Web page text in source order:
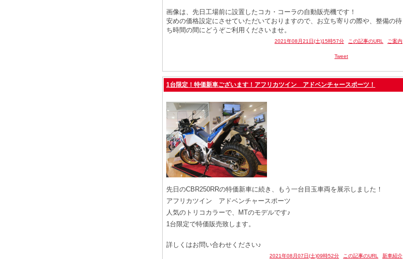
画像は、先日工場前に設置したコカ・コーラの自動販売機です！
安めの価格設定にさせていただいておりますので、お立ち寄りの際や、整備の待
ち時間の間にどうぞご利用くださいませ。
2021年08月21日(土)15時57分 この記事のURL ご案内
Tweet
1台限定！特価新車ございます！アフリカツイン アドベンチャースポーツ！
先日のCBR250RRの特価新車に続き、もう一台目玉車両を展示しました！
アフリカツイン アドベンチャースポーツ
人気のトリコカラーで、MTのモデルです♪
1台限定で特価販売致します。
詳しくはお問い合わせください♪
2021年08月07日(土)09時52分 この記事のURL 新車紹介